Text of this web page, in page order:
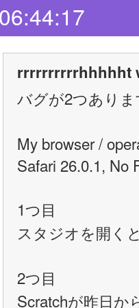
rrrrrrrrrrhhhhht
バグが2つあり
My browser /
Safari 26.0.1, No
1つ目
スタジオを開く
2つ目
Scratchが昨日